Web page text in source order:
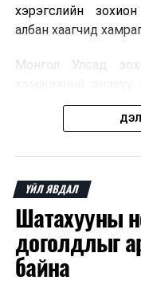
хэрэгслийн
албан хаагчид
Монгол Улсад
зочид,
мэргэжлийн
зохион
ангилал,
хариуцлага,
мэргэжлийн
өгчээ.
ҮЙЛ ЯВДАЛ
Шатахууны
доголдлыг
байна